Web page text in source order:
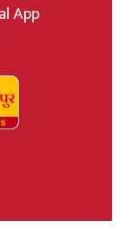
App